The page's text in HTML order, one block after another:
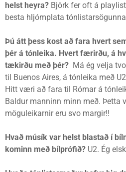
helst heyra? Björk fer oft á
besta hljómplata
Þú átt þess kost að fara hvert
þér á tónleika. Hvert færirðu, á
tækirðu með þér? Má ég velja
til Buenos Aires, á tónleika með
Hitt væri að fara til Rómar á
Baldur manninn minn með. Þetta
möguleikarnir eru svo margir!!
Hvað músík var helst blastað í
kominn með bílprófið? U2. Ég